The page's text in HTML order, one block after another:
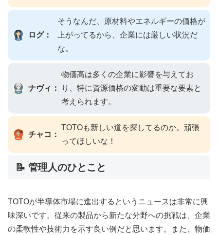
ログ：
そうなんだ、原材料やエネルギーの価格が
上がってるから、企業には厳しい状況だ
な。
ナヴィ：
物価高は多くの企業に影響を与えてお
り、特に資源価格の変動は重要な要素と
考えられます。
チャコ：
TOTOも新しい道を探してるのか。頑張
ってほしいな！
📝 管理人のひとこと
TOTOが半導体市場に進出するというニュースは非常に興
味深いです。従来の製品から新たな分野への挑戦は、企業
の柔軟性や技術力を示す良い例だと思います。また、物価